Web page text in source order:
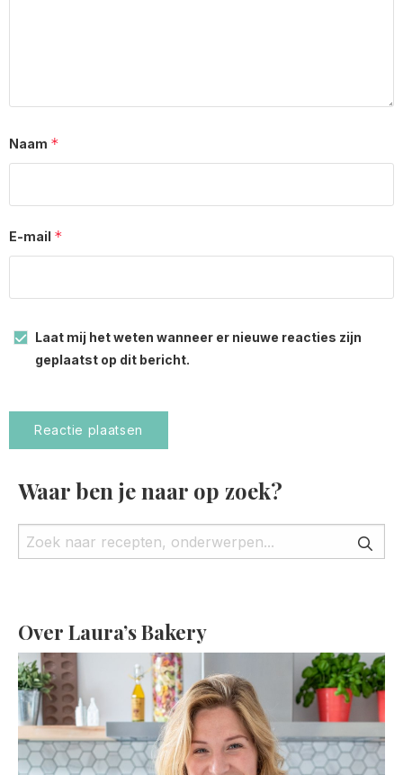
Naam *
E-mail *
Laat mij het weten wanneer er nieuwe reacties zijn
geplaatst op dit bericht.
Waar ben je naar op zoek?
Over Laura’s Bakery